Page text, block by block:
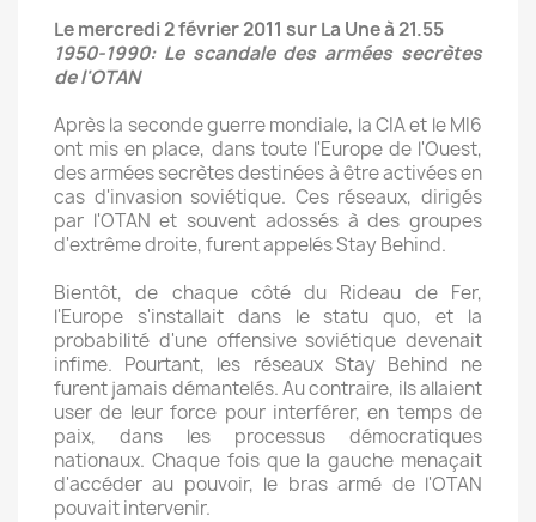
Le mercredi 2 février 2011 sur La Une à 21.55
1950-1990: Le scandale des armées secrètes
de l'OTAN
Après la seconde guerre mondiale, la CIA et le MI6
ont mis en place, dans toute l'Europe de l'Ouest,
des armées secrètes destinées à être activées en
cas d'invasion soviétique. Ces réseaux, dirigés
par l'OTAN et souvent adossés à des groupes
d'extrême droite, furent appelés Stay Behind.
Bientôt, de chaque côté du Rideau de Fer,
l'Europe s'installait dans le statu quo, et la
probabilité d'une offensive soviétique devenait
infime. Pourtant, les réseaux Stay Behind ne
furent jamais démantelés. Au contraire, ils allaient
user de leur force pour interférer, en temps de
paix, dans les processus démocratiques
nationaux. Chaque fois que la gauche menaçait
d'accéder au pouvoir, le bras armé de l'OTAN
pouvait intervenir.